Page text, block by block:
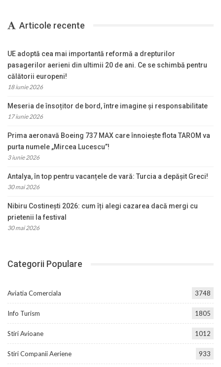
Articole recente
UE adoptă cea mai importantă reformă a drepturilor
pasagerilor aerieni din ultimii 20 de ani. Ce se schimbă pentru
călătorii europeni!
18 iunie 2026
Meseria de însoțitor de bord, între imagine și responsabilitate
17 iunie 2026
Prima aeronavă Boeing 737 MAX care înnoiește flota TAROM va
purta numele „Mircea Lucescu”!
3 iunie 2026
Antalya, în top pentru vacanțele de vară: Turcia a depășit Greci!
30 mai 2026
Nibiru Costinești 2026: cum îți alegi cazarea dacă mergi cu
prietenii la festival
30 mai 2026
Categorii Populare
Aviatia Comerciala 3748
Info Turism 1805
Stiri Avioane 1012
Stiri Companii Aeriene 933